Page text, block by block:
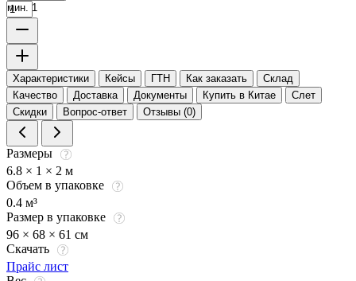
мин. 1
Характеристики Кейсы ГТН Как заказать
Склад
Качество
Доставка Документы Купить в Китае
Слет
Скидки
Вопрос-ответ Отзывы (0)
Размеры
6.8 × 1 × 2 м
Объем в упаковке
0.4 м³
Размер в упаковке
96 × 68 × 61 см
Скачать
Прайс лист